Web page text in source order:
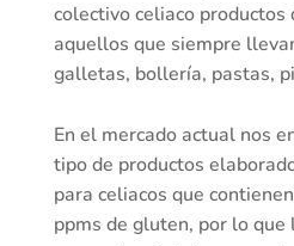
colectivo celiaco productos
aquellos que siempre
galletas, bollería, pastas,
En el mercado actual nos
tipo de productos
para celiacos que
ppms de gluten, por lo que